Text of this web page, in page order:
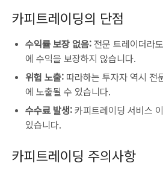
카피트레이딩의 단점
수익률 보장 없음: 전문 트레이더라
에 수익을 보장하지 않습니다.
위험 노출: 따라하는 투자자 역시 전
에 노출될 수 있습니다.
수수료 발생: 카피트레이딩 서비스
있습니다.
카피트레이딩 주의사항